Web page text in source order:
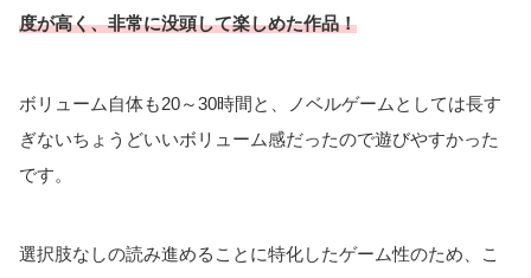
度が高く、非常に没頭して楽しめた作品！
ボリューム自体も20～30時間と、ノベルゲームとしては長す
ぎないちょうどいいボリューム感だったので遊びやすかった
です。
選択肢なしの読み進めることに特化したゲーム性のため、こ